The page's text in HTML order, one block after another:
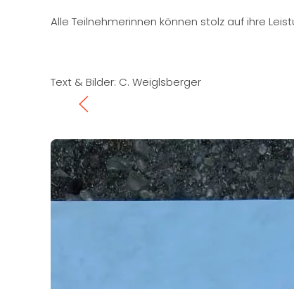
Alle Teilnehmerinnen können stolz auf ihre
Text & Bilder: C. Weiglsberger